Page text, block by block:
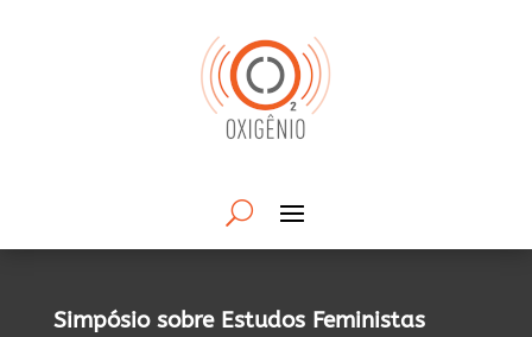
Simpósio sobre Estudos Feministas